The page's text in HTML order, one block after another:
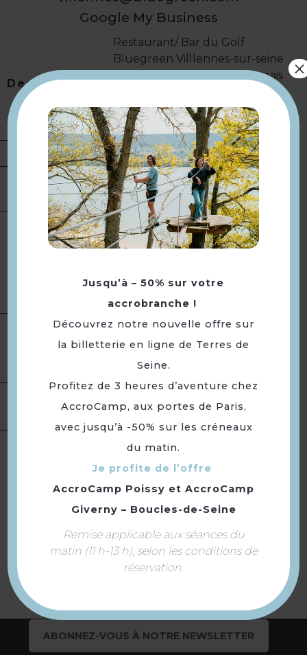
Google My Business
Description
Restaurant/ Bar du Golf
Bluegreen Villlennes-sur-seine
vous propose des plats français
l'intérieur dans un cadre
reposant et calme
Présentation
Ouverture Toute l'année, tous les jours.
Terrasse
Terrasse ombragée
Services
Location de salles
Location de
Réception · Séminaire/réunion
Langue(s) parlée(s) :
Retourner
à la sélection
ABONNEZ-VOUS À NOTRE NEWSLETTER
Jusqu’à – 50% sur votre
accrobranche !
Découvrez notre nouvelle offre sur
la billetterie en ligne de Terres de
Seine.
Profitez de 3 heures d’aventure chez
AccroCamp, aux portes de Paris,
avec jusqu’à -50% sur les créneaux
du matin.
Je profite de l’offre
AccroCamp Poissy et AccroCamp
Giverny – Boucles-de-Seine
Remise applicable aux séances du
matin (11 h-13 h), selon les conditions de
réservation.
×